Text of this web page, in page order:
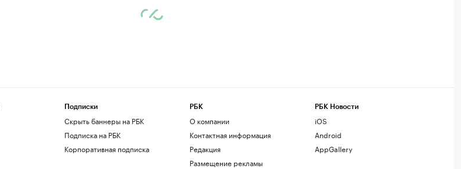
Подписки
Скрыть баннеры на РБК
Подписка на РБК
Корпоративная подписка
РБК
О компании
Контактная информация
Редакция
Размещение рекламы
РБК Новости
iOS
Android
AppGallery